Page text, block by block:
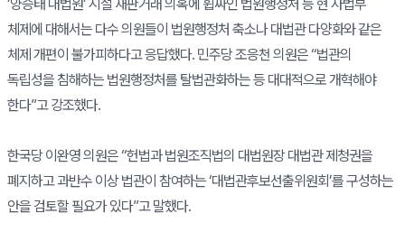
’양승태 대법원’ 시절 재판거래 의혹에 휩싸인 법원행정처 등 현 사법부
체제에 대해서는 다수 의원들이 법원행정처 축소나 대법관 다양화와 같은
체제 개편이 불가피하다고 응답했다. 민주당 조응천 의원은 “법관의
독립성을 침해하는 법원행정처를 탈법관화하는 등 대대적으로 개혁해야
한다”고 강조했다.
한국당 이완영 의원은 “헌법과 법원조직법의 대법원장 대법관 제청권을
폐지하고 과반수 이상 법관이 참여하는 ‘대법관후보선출위원회’를 구성하는
안을 검토할 필요가 있다”고 말했다.